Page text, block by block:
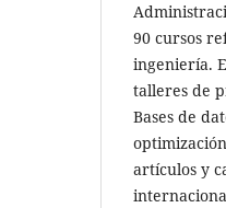
90 cursos
ingeniería.
talleres de
Bases de
artículos y